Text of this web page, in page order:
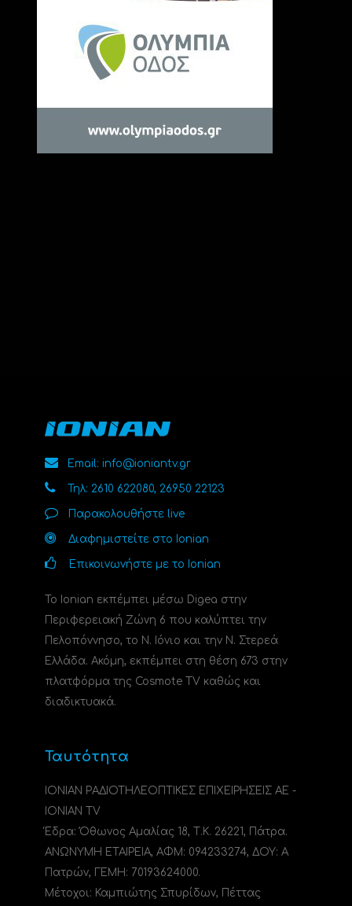
Email: info@ioniantv.gr
Τηλ: 2610 622080, 26950 22123
Παρακολουθήστε live
Διαφημιστείτε στο Ionian
Επικοινωνήστε με το Ionian
Το Ionian εκπέμπει μέσω Digea στην
Περιφερειακή Ζώνη 6 που καλύπτει την
Πελοπόννησο, το N. Ιόνιο και την Ν. Στερεά
Ελλάδα. Ακόμη, εκπέμπει στη θέση 673 στην
πλατφόρμα της Cosmote TV καθώς και
διαδικτυακά.
Ταυτότητα
ΙΟΝΙΑΝ ΡΑΔΙΟΤΗΛΕΟΠΤΙΚΕΣ ΕΠΙΧΕΙΡΗΣΕΙΣ ΑΕ -
IONIAN TV
Έδρα: Όθωνος Αμαλίας 18, Τ.Κ. 26221, Πάτρα.
ΑΝΩΝΥΜΗ ΕΤΑΙΡΕΙΑ, ΑΦΜ: 094233274, ΔΟΥ: A
Πατρών, ΓΕΜΗ: 70193624000.
Μέτοχοι: Καμπιώτης Σπυρίδων, Πέττας